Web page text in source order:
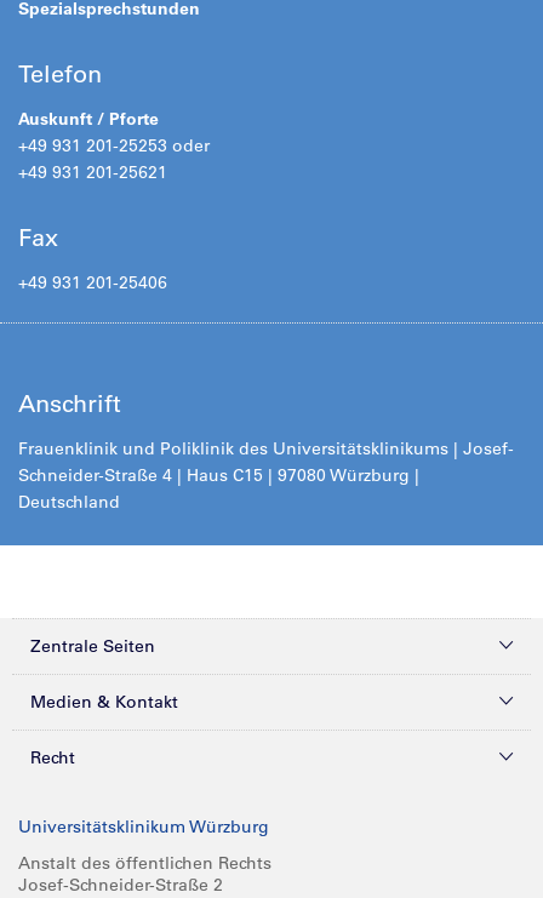
Spezialsprechstunden
Telefon
Auskunft / Pforte
+49 931 201-25253 oder
+49 931 201-25621
Fax
+49 931 201-25406
Anschrift
Frauenklinik und Poliklinik des Universitätsklinikums | Josef-
Schneider-Straße 4 | Haus C15 | 97080 Würzburg |
Deutschland
Zentrale Seiten
Kliniken & Zentren
Forschung
Karriere
Medien & Kontakt
Presse
Glossar
Recht
Compliance
Universitätsklinikum Würzburg
Anstalt des öffentlichen Rechts
Josef-Schneider-Straße 2